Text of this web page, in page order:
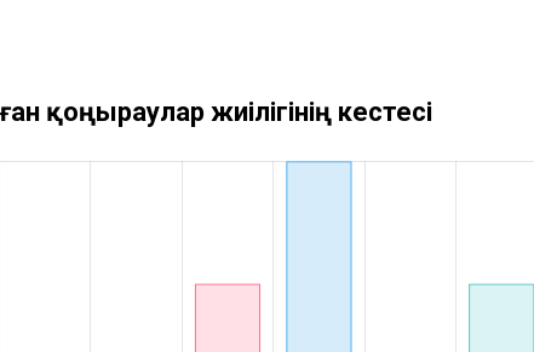
қоңыраулар жиілігінің кестесі